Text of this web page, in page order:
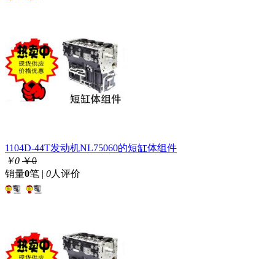
1104D-44T发动机NL75060的短缸体组件
￥0 ￥0
销量0笔 | 0人评价